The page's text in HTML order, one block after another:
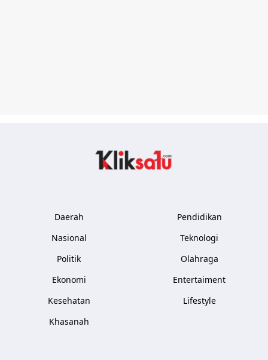
Daerah
Nasional
Politik
Ekonomi
Kesehatan
Khasanah
Pendidikan
Teknologi
Olahraga
Entertaiment
Lifestyle